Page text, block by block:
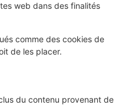
web dans des finalités
comme des cookies de
de les placer.
du contenu provenant de